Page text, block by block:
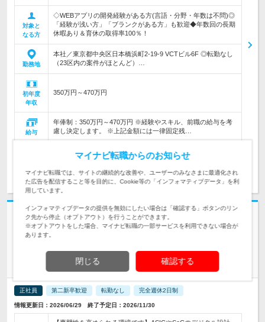
対象と
なる方
◇WEBアプリの開発経験がある方(言語・分野・年数は不問)◎
「経験が浅い方」「ブランクがある方」も歓迎◆年数回の長期
休暇あり＆育休の取得率100％！
勤務地
本社／東京都中央区日本橋浜町2‐19‐9 VCTビル6F ◎転勤なし
（23区内の案件がほとんど）…
初年度
年収
350万円～470万円
給与
年俸制：350万円～470万円 ※経験やスキル、前職の給与を考
慮し決定します。 ※上記金額には一律固定残…
求人詳細を見る 気になる
志望動機・自己PR不要
Global Unichip Japan株式会社 | TSMCグループの技術力／年間休日
【ASIC / SoC Digital設計：DFT設計中堅エンジニア】年休129
正社員 第二新卒歓迎 転勤なし 完全週休2日制
情報更新日：2026/06/29 終了予定日：2026/11/30
マイナビ転職からのお知らせ
マイナビ転職では、サイトの継続的な改善や、ユーザーのみなさまに最適化され
た広告を配信すること等を目的に、Cookie等の「インフォマティブデータ」を利
用しています。
インフォマティブデータの提供を無効にしたい場合は「確認する」ボタンのリン
ク先から停止（オプトアウト）を行うことができます。
※オプトアウトをした場合、マイナビ転職の一部サービスを利用できない場合が
あります。
閉じる 確認する